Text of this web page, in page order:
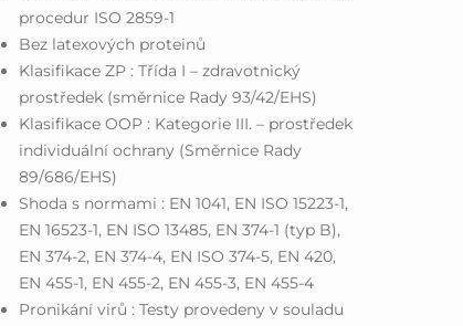
procedur ISO 2859-1
Bez latexových proteinů
Klasifikace ZP : Třída I – zdravotnický
prostředek (směrnice Rady 93/42/EHS)
Klasifikace OOP : Kategorie III. – prostředek
individuální ochrany (Směrnice Rady
89/686/EHS)
Shoda s normami : EN 1041, EN ISO 15223-1,
EN 16523-1, EN ISO 13485, EN 374-1 (typ B),
EN 374-2, EN 374-4, EN ISO 374-5, EN 420,
EN 455-1, EN 455-2, EN 455-3, EN 455-4
Pronikání virů : Testy provedeny v souladu